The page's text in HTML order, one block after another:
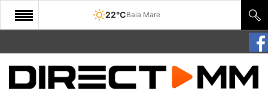
22°CBaia Mare
START
COMUNITATE